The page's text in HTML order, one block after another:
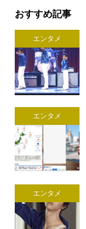
おすすめ記事
エンタメ
エンタメ
エンタメ